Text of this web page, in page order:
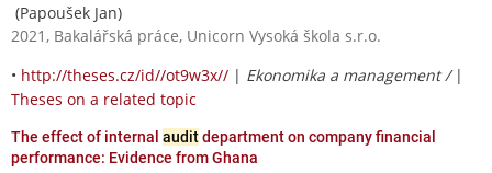
(Papoušek Jan)
2021, Bakalářská práce, Unicorn Vysoká škola s.r.o.
• http://theses.cz/id//ot9w3x// | Ekonomika a management / |
Theses on a related topic
The effect of internal auditdepartment on company financial
performance: Evidence from Ghana